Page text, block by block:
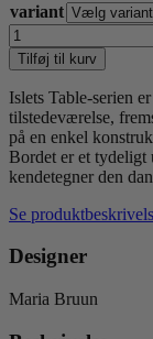
variant
Islets
Spisebord
af
Maria
Bruun
-
Ø120
cm
Tilføj til kurv
Islets Table-serien
tilstedeværelse,
på en enkel
Bordet er et tydeligt
kendetegner den
Se
Designer
Maria Bruun